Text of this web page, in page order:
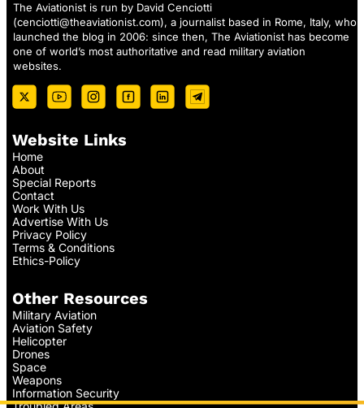
The Aviationist is run by David Cenciotti
(cenciotti@theaviationist.com), a journalist based in Rome, Italy, who
launched the blog in 2006: since then, The Aviationist has become
one of world’s most authoritative and read military aviation
websites.
Website Links
Home
About
Special Reports
Contact
Work With Us
Advertise With Us
Privacy Policy
Terms & Conditions
Ethics-Policy
Other Resources
Military Aviation
Aviation Safety
Helicopter
Drones
Space
Weapons
Information Security